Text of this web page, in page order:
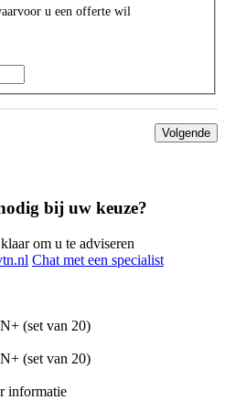
u een offerte wil
Volgende
bij uw keuze?
om u te adviseren
Chat met een specialist
(set van 20)
(set van 20)
informatie